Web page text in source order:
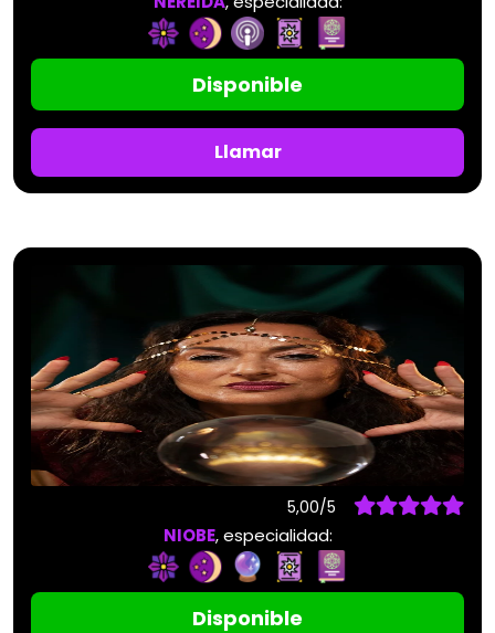
Disponible
Llamar
5,00/5
NIOBE, especialidad:
Disponible